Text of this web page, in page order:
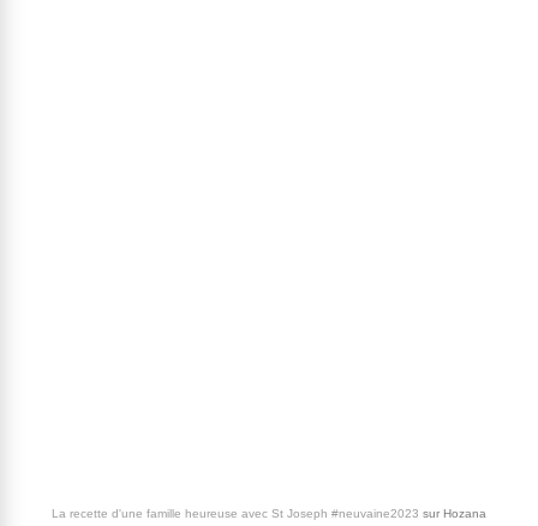
La recette d'une famille heureuse avec St Joseph #neuvaine2023 sur Hozana